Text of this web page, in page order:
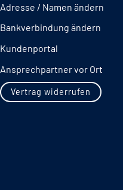
Adresse / Namen ändern
Bankverbindung ändern
Kundenportal
Ansprechpartner vor Ort
Vertrag widerrufen